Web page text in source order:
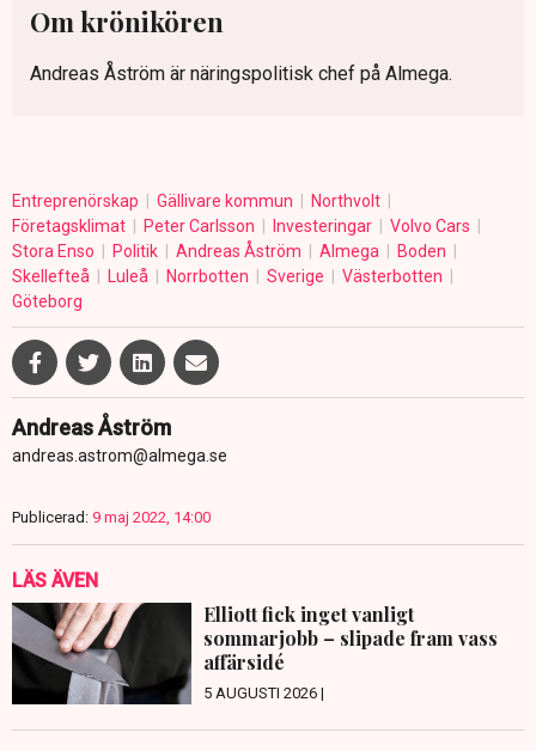
Om krönikören
Andreas Åström är näringspolitisk chef på Almega.
Entreprenörskap Gällivare kommun
Northvolt
Företagsklimat
Peter Carlsson Investeringar
Volvo Cars
Stora Enso
Politik Andreas Åström Almega
Boden
Skellefteå
Luleå Norrbotten Sverige
Västerbotten
Göteborg
Andreas Åström
andreas.astrom@almega.se
Publicerad: 9 maj 2022, 14:00
LÄS ÄVEN
Elliott fick inget vanligt
sommarjobb – slipade fram vass
affärsidé
5 AUGUSTI 2026 |